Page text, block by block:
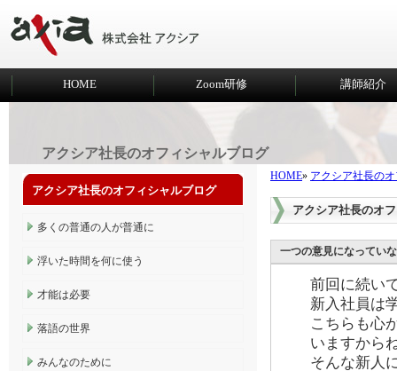
HOME Zoom研修 講師紹介
アクシア社長のオフィシャルブログ
HOME» アクシア社長の
アクシア社長のオ
一つの意見になってい
前回に続い
新入社員は
こちらも心
いますから
そんな新人
アクシア社長のオフィシャルブログ
多くの普通の人が普通に
浮いた時間を何に使う
才能は必要
落語の世界
みんなのために